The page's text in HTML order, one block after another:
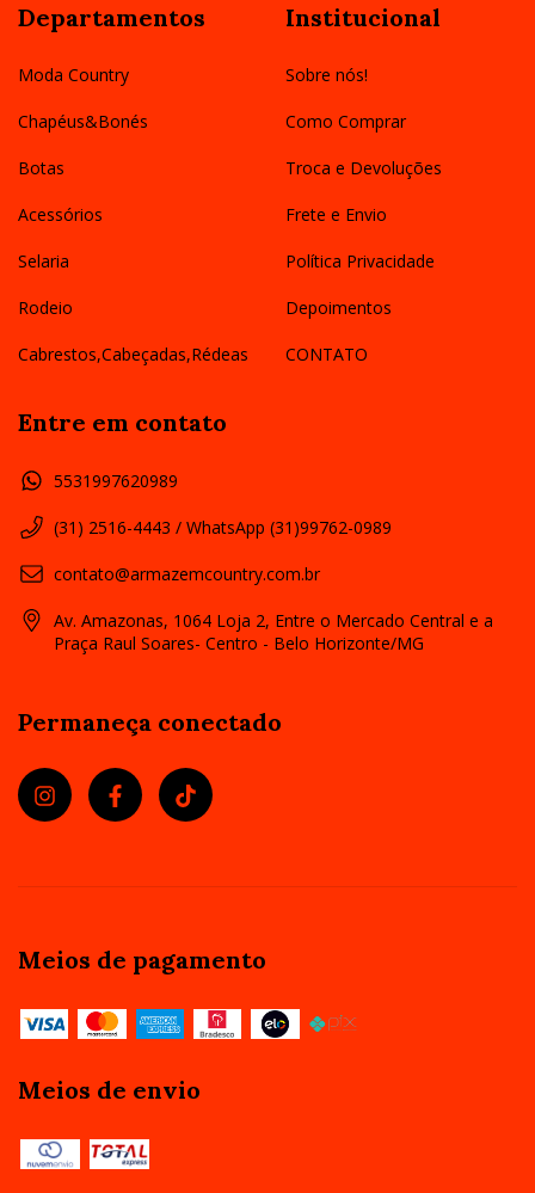
Departamentos
Moda Country
Chapéus&Bonés
Botas
Acessórios
Selaria
Rodeio
Cabrestos,Cabeçadas,Rédeas
Institucional
Sobre nós!
Como Comprar
Troca e Devoluções
Frete e Envio
Política Privacidade
Depoimentos
CONTATO
Entre em contato
5531997620989
(31) 2516-4443 / WhatsApp (31)99762-0989
contato@armazemcountry.com.br
Av. Amazonas, 1064 Loja 2, Entre o Mercado Central e a
Praça Raul Soares- Centro - Belo Horizonte/MG
Permaneça conectado
Meios de pagamento
Meios de envio